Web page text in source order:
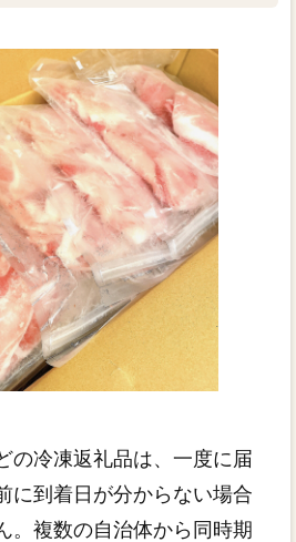
の冷凍返礼品は、一度に届
に到着日が分からない場合
。複数の自治体から同時期